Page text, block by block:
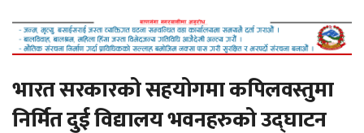
भारत सरकारको सहयोगमा कपिलवस्तुमा
निर्मित दुई विद्यालय भवनहरुको उद्घाटन